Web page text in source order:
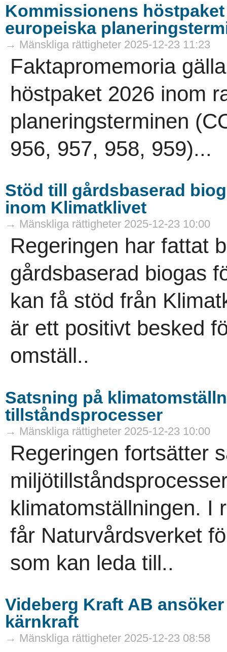
Kommissionens
europeiska
→ Mänskliga rättigheter 2025-12-23 11:23
Faktapromemoria
höstpaket 2026 inom
planeringsterminen
956, 957, 958, 959)...
Stöd till gårdsbaserad
inom Klimatklivet
→ Mänskliga rättigheter 2025-12-23 10:00
Regeringen har fattat
gårdsbaserad biogas
kan få stöd från
är ett positivt besked
omställ..
Satsning på
tillståndsprocesser
→ Mänskliga rättigheter 2025-12-23 10:00
Regeringen fortsätter
klimatomställningen. I
får Naturvårdsverket
som kan leda till..
Videberg Kraft AB
kärnkraft
→ Mänskliga rättigheter 2025-12-23 08:58